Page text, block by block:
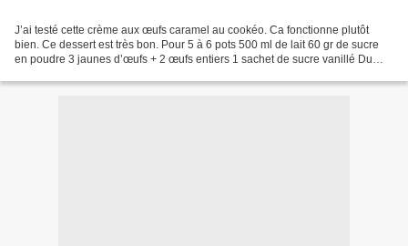
J’ai testé cette crème aux œufs caramel au cookéo. Ca fonctionne plutôt
bien. Ce dessert est très bon. Pour 5 à 6 pots 500 ml de lait 60 gr de sucre
en poudre 3 jaunes d’œufs + 2 œufs entiers 1 sachet de sucre vanillé Du